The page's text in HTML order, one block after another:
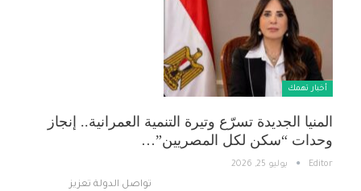
أخبار تهمك
المنيا الجديدة تسرّع وتيرة التنمية العمرانية.. إنجاز
وحدات “سكن لكل المصريين”…
Editor يوليو 25, 2026
تواصل الدولة تعزيز